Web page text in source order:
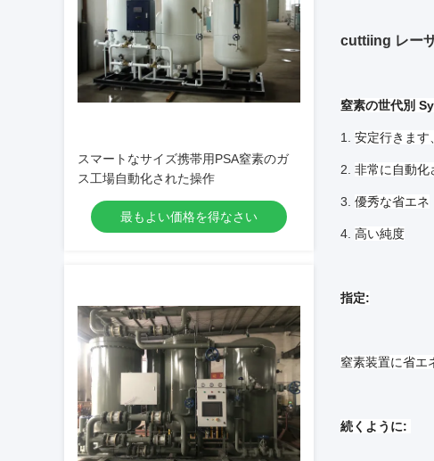
スマートなサイズ携帯用PSA窒素のガ
ス工場自動化された操作
最もよい価格を得なさい
cuttiing レー
窒素の世代別
1. 安定行きます
2. 非常に自動化
3. 優秀な省エネ
4. 高い純度
指定:
窒素装置に省エ
続くように: